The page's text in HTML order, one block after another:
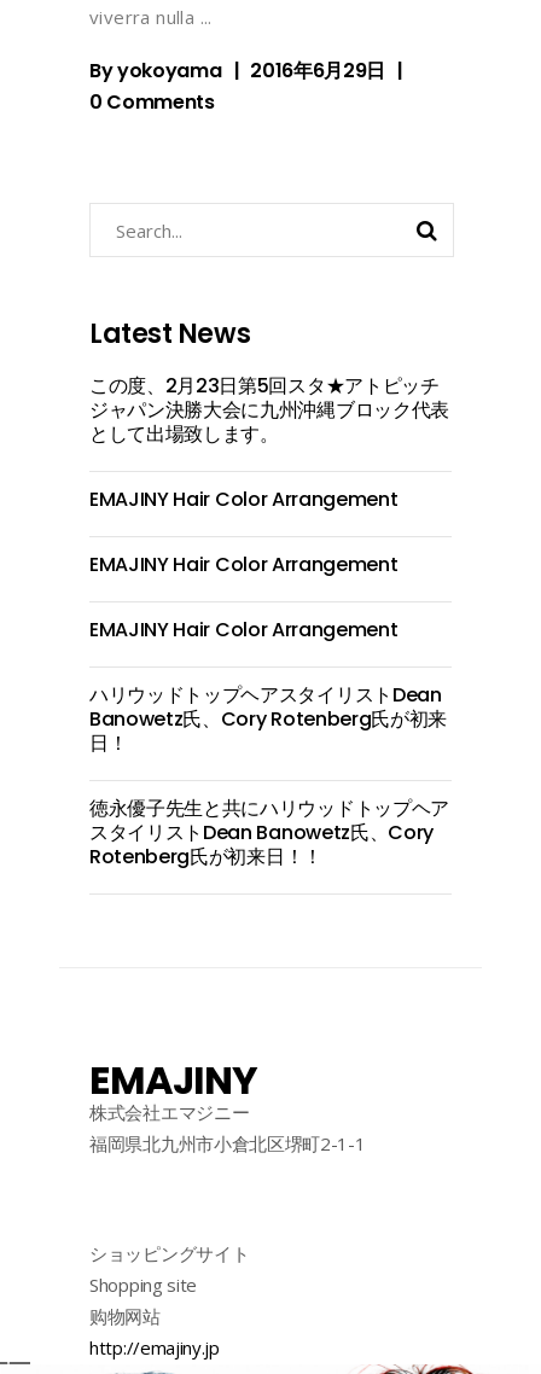
viverra nulla
Byyokoyama
2016年6月29日
0 Comments
Latest News
この度、2月23日第5回スタ★アトピッチ
ジャパン決勝大会に九州沖縄ブロック代表
として出場致します。
EMAJINY Hair Color Arrangement
EMAJINY Hair Color Arrangement
EMAJINY Hair Color Arrangement
ハリウッドトップヘアスタイリストDean
Banowetz氏、Cory Rotenberg氏が初来
日！
徳永優子先生と共にハリウッドトップヘア
スタイリストDean Banowetz氏、Cory
Rotenberg氏が初来日！！
EMAJINY
株式会社エマジニー
福岡県北九州市小倉北区堺町2-1-1
ショッピングサイト
Shopping site
购物网站
http://emajiny.jp